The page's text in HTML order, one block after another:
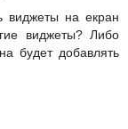
виджеты на екран
виджеты? Либо
будет добавлять